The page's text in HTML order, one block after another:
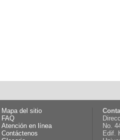
Mapa del sitio
FAQ
Atención en línea
Contáctenos
No.
Edif.